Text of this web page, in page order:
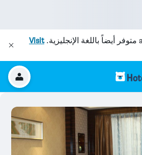
متوفر أيضاً باللغة الإنجليزية.Visit